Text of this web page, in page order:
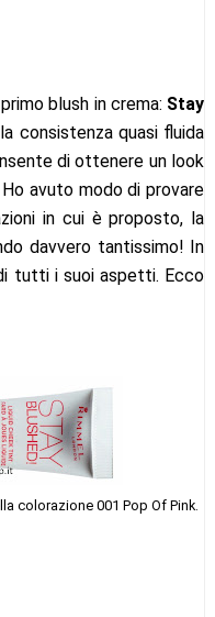
blush in crema: Stay
consistenza quasi fluida
di ottenere un look
avuto modo di provare
in cui è proposto, la
davvero tantissimo! In
tutti i suoi aspetti. Ecco
colorazione 001 Pop Of Pink.